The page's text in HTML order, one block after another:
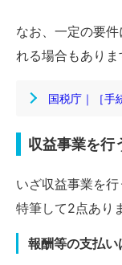
なお、一定の要
れる場合もありま
国税庁｜［手
収益事業を行
いざ収益事業を
特筆して2点あり
報酬等の支払